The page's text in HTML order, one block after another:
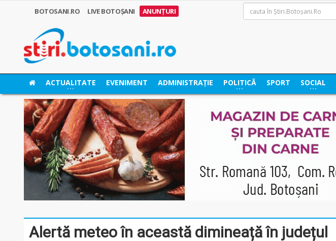
BOTOSANI.RO LIVE BOTOȘANI ANUNȚURI
ACTUALITATE EVENIMENT ADMINISTRAȚIE POLITICĂ SPORT SOCIAL
Alertă meteo în această dimineață în județul